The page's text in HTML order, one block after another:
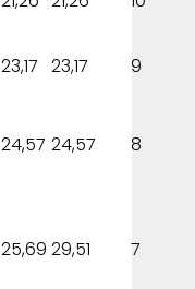
23,17 23,17 9
24,57 24,57 8
25,69 29,51 7